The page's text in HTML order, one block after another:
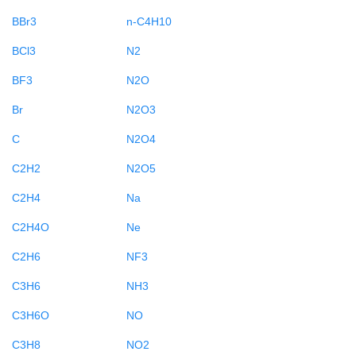
BBr3
BCl3
BF3
Br
C
C2H2
C2H4
C2H4O
C2H6
C3H6
C3H6O
C3H8
n-C4H10
N2
N2O
N2O3
N2O4
N2O5
Na
Ne
NF3
NH3
NO
NO2